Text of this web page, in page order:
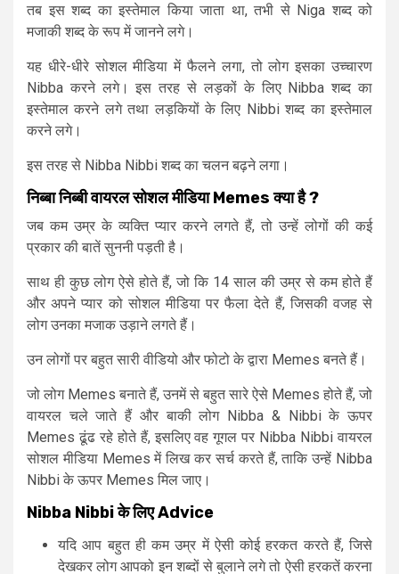
तब इस शब्द का इस्तेमाल किया जाता था, तभी से Niga शब्द को
मजाकी शब्द के रूप में जानने लगे।
यह धीरे-धीरे सोशल मीडिया में फैलने लगा, तो लोग इसका उच्चारण
Nibba करने लगे। इस तरह से लड़कों के लिए Nibba शब्द का
इस्तेमाल करने लगे तथा लड़कियों के लिए Nibbi शब्द का इस्तेमाल
करने लगे।
इस तरह से Nibba Nibbi शब्द का चलन बढ़ने लगा।
निब्बानिब्बीवायरलसोशलमीडियाMemesक्याहै ?
जब कम उम्र के व्यक्ति प्यार करने लगते हैं, तो उन्हें लोगों की कई
प्रकार की बातें सुननी पड़ती है।
साथ ही कुछ लोग ऐसे होते हैं, जो कि 14 साल की उम्र से कम होते हैं
और अपने प्यार को सोशल मीडिया पर फैला देते हैं, जिसकी वजह से
लोग उनका मजाक उड़ाने लगते हैं।
उन लोगों पर बहुत सारी वीडियो और फोटो के द्वारा Memes बनते हैं।
जो लोग Memes बनाते हैं, उनमें से बहुत सारे ऐसे Memes होते हैं, जो
वायरल चले जाते हैं और बाकी लोग Nibba & Nibbi के ऊपर
Memes ढूंढ रहे होते हैं, इसलिए वह गूगल पर Nibba Nibbi वायरल
सोशल मीडिया Memes में लिख कर सर्च करते हैं, ताकि उन्हें Nibba
Nibbi के ऊपर Memes मिल जाए।
Nibba NibbiकेलिएAdvice
यदि आप बहुत ही कम उम्र में ऐसी कोई हरकत करते हैं, जिसे
देखकर लोग आपको इन शब्दों से बुलाने लगे तो ऐसी हरकतें करना